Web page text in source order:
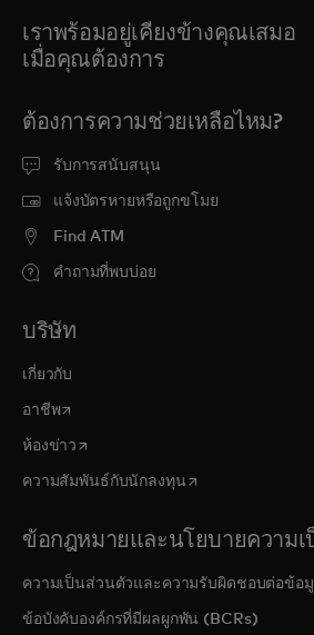
เราพร้อมอยู่เคียงข้างคุณเสมอ
เมื่อคุณต้องการ
ต้องการความช่วยเหลือไหม?
รับการสนับสนุน
แจ้งบัตรหายหรือถูกขโมย
Find ATM
คำถามที่พบบ่อย
บริษัท
เกี่ยวกับ
อาชีพopens in a new tab
ห้องข่าว opens in a new tab
ความสัมพันธ์กับนักลงทุนopens in a new
ข้อกฎหมายและนโยบายความ
ความเป็นส่วนตัวและความรับผิดชอบต่อข้อ
ข้อบังคับองค์กรที่มีผลผูกพัน (BCRs)